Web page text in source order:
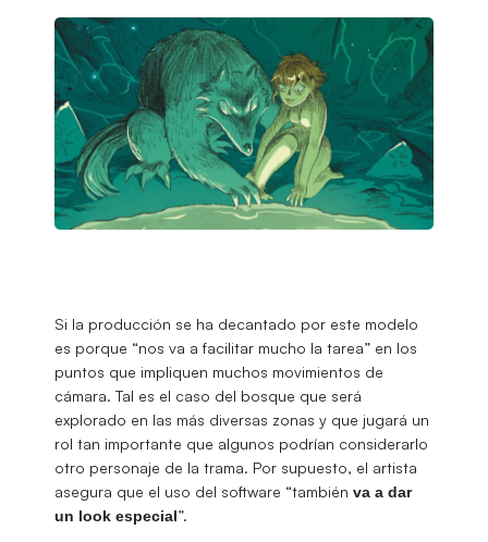
Si la producción se ha decantado por este modelo
es porque “nos va a facilitar mucho la tarea” en los
puntos que impliquen muchos movimientos de
cámara. Tal es el caso del bosque que será
explorado en las más diversas zonas y que jugará un
rol tan importante que algunos podrían considerarlo
otro personaje de la trama. Por supuesto, el artista
asegura que el uso del software “también va a dar
un look especial”.